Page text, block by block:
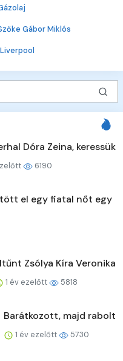
Gábor Miklós
Liverpool
Dóra Zeina, keressük
6190
el egy fiatal nőt egy
Zsólya Kíra Veronika
1 év ezelőtt 5818
Barátkozott, majd rabolt
1 év ezelőtt 5730